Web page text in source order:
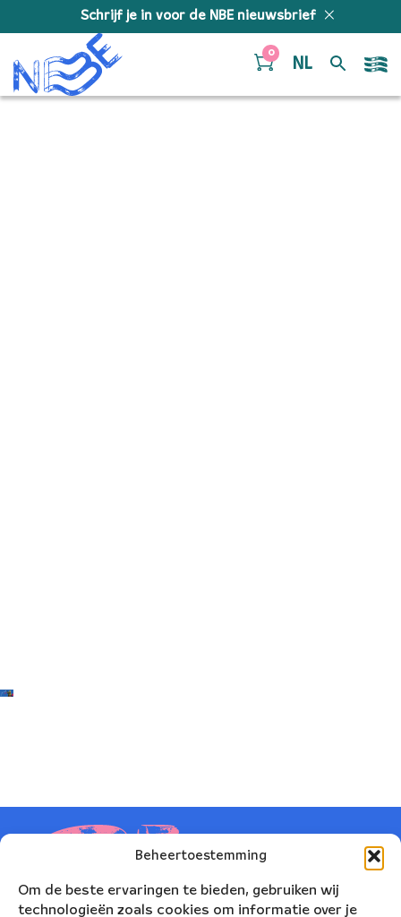
Beheertoestemming
Om de beste ervaringen te bieden, gebruiken wij
technologieën zoals cookies om informatie over je
Schrijf je in voor de NBE nieuwsbrief
0
NL